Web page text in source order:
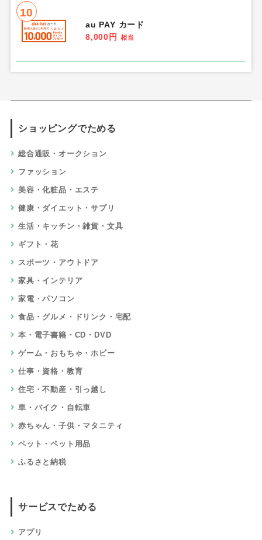
10
au PAY カード
8,000円
相当
ショッピングでためる
総合通販・オークション
ファッション
美容・化粧品・エステ
健康・ダイエット・サプリ
生活・キッチン・雑貨・文具
ギフト・花
スポーツ・アウトドア
家具・インテリア
家電・パソコン
食品・グルメ・ドリンク・宅配
本・電子書籍・CD・DVD
ゲーム・おもちゃ・ホビー
仕事・資格・教育
住宅・不動産・引っ越し
車・バイク・自転車
赤ちゃん・子供・マタニティ
ペット・ペット用品
ふるさと納税
サービスでためる
アプリ